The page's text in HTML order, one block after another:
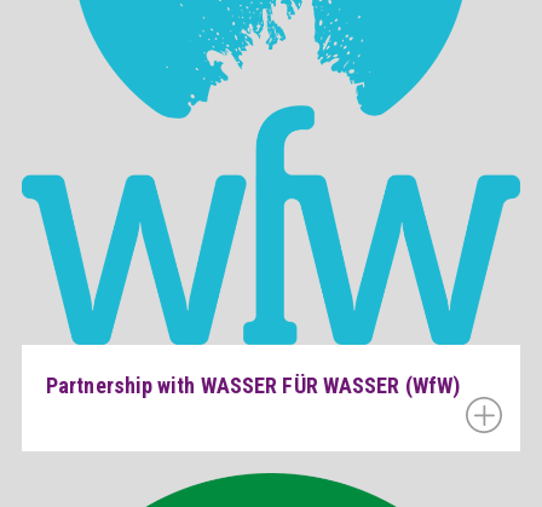
Partnership with WASSER FÜR WASSER (WfW)